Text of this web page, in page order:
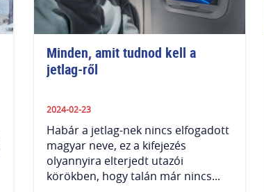
Minden, amit tudnod kell a
jetlag-ről
2024-02-23
Habár a jetlag-nek nincs elfogadott
magyar neve, ez a kifejezés
olyannyira elterjedt utazói
körökben, hogy talán már nincs...